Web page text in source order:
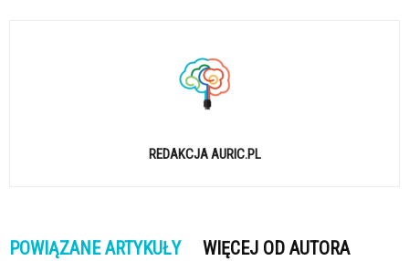
REDAKCJA AURIC.PL
POWIĄZANE ARTYKUŁY WIĘCEJ OD AUTORA